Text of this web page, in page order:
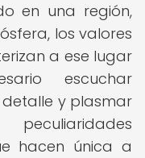
en una región,
los valores
a ese lugar
escuchar
y plasmar
hacen única a